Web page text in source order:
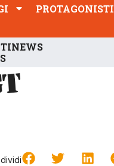
PROTAGONISTI